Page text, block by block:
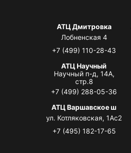
АТЦ Дмитровка
Лобненская 4
+7 (499) 110-28-43
АТЦ Научный
Научный п-д, 14А,
стр.8
+7 (499) 288-05-36
АТЦ Варшавское ш
ул. Котляковская, 1Ас2
+7 (495) 182-17-65